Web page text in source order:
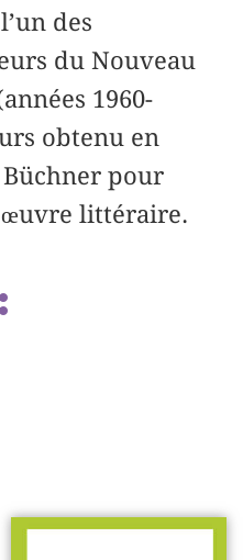
des
du Nouveau
1960-
obtenu en
pour
œuvre littéraire.